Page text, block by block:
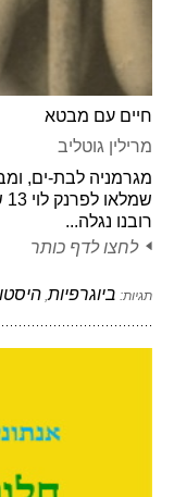
חיים עם מבטא
מרילין גוטליב
מגרמניה לבת-ים,
רובנו נגלה...
לחצו לדף כותר
תגיות: ביוגרפיות,